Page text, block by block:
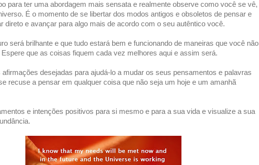
para ter uma abordagem mais sensata e realmente observe como você se vê,
É o momento de se libertar dos modos antigos e obsoletos de pensar e
direto e avançar para algo mais de acordo com o seu autêntico você.
será brilhante e que tudo estará bem e funcionando de maneiras que você não
Espere que as coisas fiquem cada vez melhores aqui e assim será.
afirmações desejadas para ajudá-lo a mudar os seus pensamentos e palavras
recuse a pensar em qualquer coisa que não seja um hoje e um amanhã
e intenções positivos para si mesmo e para a sua vida e visualize a sua